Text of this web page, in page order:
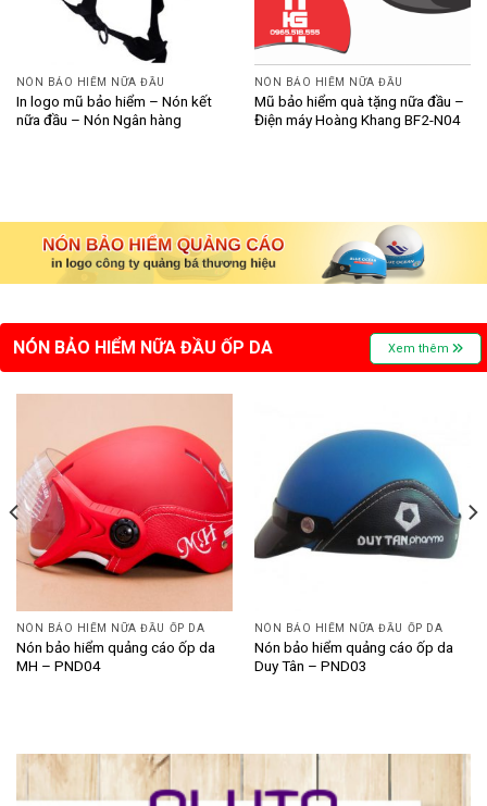
NÓN BẢO HIỂM NỮA ĐẦU
In logo mũ bảo hiểm – Nón kết
nữa đầu – Nón Ngân hàng
NÓN BẢO HIỂM NỮA ĐẦU
Mũ bảo hiểm quà tặng nữa đầu –
Điện máy Hoàng Khang BF2-N04
NÓN BẢO HIỂM NỮA ĐẦU ỐP DA Xem thêm
NÓN BẢO HIỂM NỮA ĐẦU ỐP DA
Nón bảo hiểm quảng cáo ốp da
MH – PND04
NÓN BẢO HIỂM NỮA ĐẦU ỐP DA
Nón bảo hiểm quảng cáo ốp da
Duy Tân – PND03